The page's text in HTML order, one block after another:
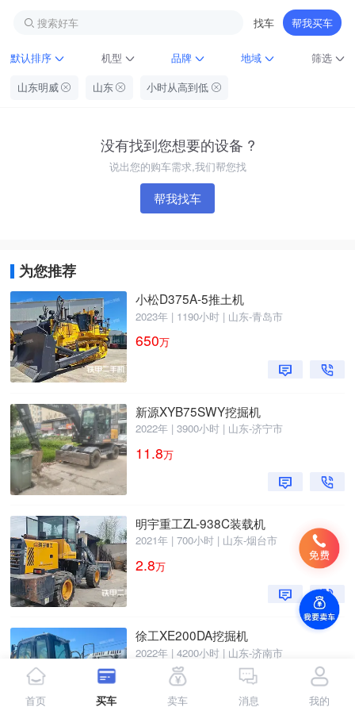
搜索好车 找车 帮我买车
默认排序 机型 品牌 地域
筛选
山东明威
山东 小时从高到低
没有找到您想要的设备 ?
说出您的购车需求,我们帮您找
帮我找车
为您推荐
小松D375A-5推土机
2023年 | 1190小时 | 山东-青岛市
650万
新源XYB75SWY挖掘机
2022年 | 3900小时 | 山东-济宁市
11.8万
明宇重工ZL-938C装载机
2021年 | 700小时 | 山东-烟台市
2.8万
徐工XE200DA挖掘机
2022年 | 4200小时 | 山东-济南市
万
首页
买车 卖车 消息 我的